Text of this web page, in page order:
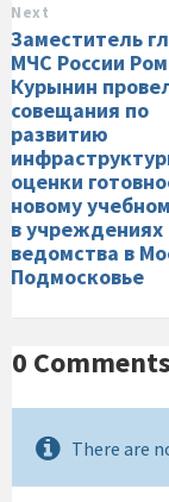
Next
Заместитель
МЧС России
Курынин
совещания по
развитию
оценки
новому
в учреждениях
ведомства в
Подмосковье
0 Comments
There are